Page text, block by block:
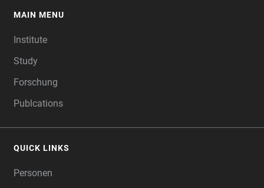
MAIN MENU
Institute
Study
Forschung
Publcations
QUICK LINKS
Personen